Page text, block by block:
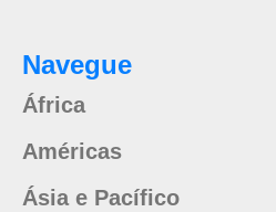
Navegue
África
Américas
Ásia e Pacífico